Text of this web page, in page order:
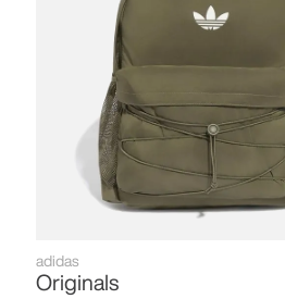
adidas
Originals